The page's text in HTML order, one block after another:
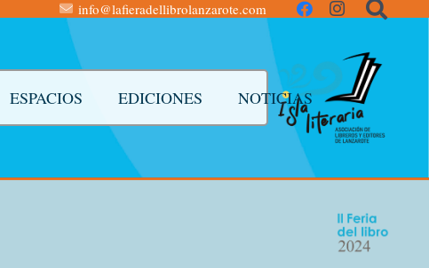
info@lafieradellibrolanzarote.com
ESPACIOS EDICIONES NOTICIAS